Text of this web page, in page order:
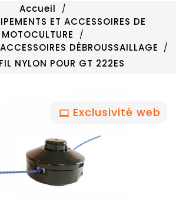
Accueil
ET ACCESSOIRES DE
MOTOCULTURE
ACCESSOIRES DÉBROUSSAILLAGE
NYLON POUR GT 222ES
Exclusivité web